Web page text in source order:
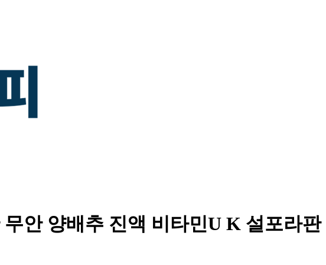
안 양배추 진액 비타민U K 설포라